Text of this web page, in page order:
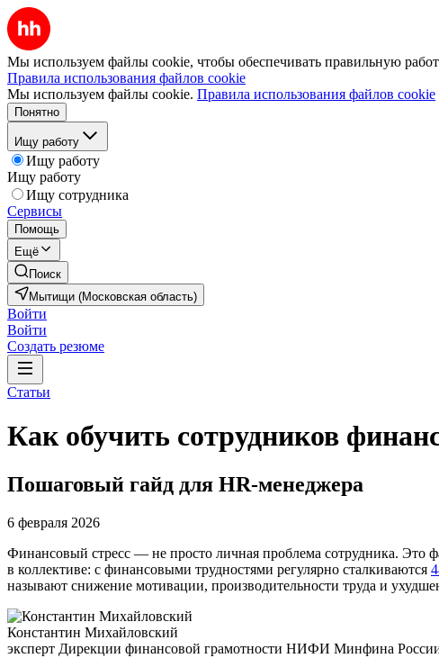
Мы используем файлы cookie, чтобы обеспечивать правильную
Правила использования файлов cookie
Мы используем файлы cookie. Правила использования файлов cookie
Понятно
Ищу работу
Ищу работу
Ищу работу
Ищу сотрудника
Сервисы
Помощь
Ещё
Поиск
Мытищи (Московская область)
Войти
Войти
Создать резюме
Статьи
Как обучить сотрудников
Пошаговый гайд для HR-менеджера
6 февраля 2026
Финансовый стресс — не просто личная проблема сотрудника. Это
в коллективе: с финансовыми трудностями регулярно сталкиваются
называют снижение мотивации, производительности труда и
Константин Михайловский
эксперт Дирекции финансовой грамотности НИФИ Минфина